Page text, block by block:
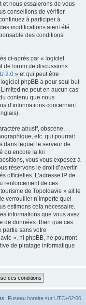
et nous essaierons de vous
conseillons de vérifier
à participer à
modifications aient été
des conditions
ci-après par « logiciel
de forum de discussions
2.0 » et qui peut être
phpBB a pour seul but
ne peut en aucun cas
contenu que nous
d’informations concernant
abusif, obscène,
etc. qui pourrait
dans lequel le serveur de
ou encore la loi
vous vous exposez à
réservons le droit d’avertir
officielles. L’adresse IP de
renforcement de ces
de Topoldavie » ait le
verrouiller n’importe quel
estimons cela nécessaire.
informations que vous avez
de données. Bien que ces
partie sans votre
», ni phpBB, ne pourront
de piratage informatique
Fuseau horaire sur UTC+02:00